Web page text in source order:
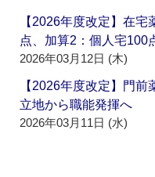
【2026年度改定】在
点、加算2：個人宅
2026年03月12日 (木)
【2026年度改定】門
立地から職能発揮へ
2026年03月11日 (水)